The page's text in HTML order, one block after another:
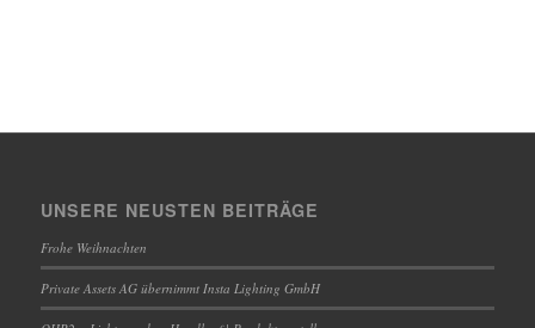
UNSERE NEUSTEN BEITRÄGE
Frohe Weihnachten
Private Assets AG übernimmt Insta Lighting GmbH